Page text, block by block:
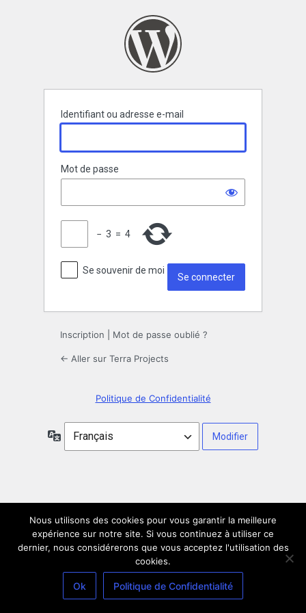
Identifiant ou adresse e-mail
Mot de passe
− 3 = 4
Se souvenir de moi
Inscription Mot de passe oublié ?
← Aller sur Terra Projects
Politique de Confidentialité
Langue
Nous utilisons des cookies pour vous garantir la meilleure
expérience sur notre site. Si vous continuez à utiliser ce
dernier, nous considérerons que vous acceptez l'utilisation des
cookies.
Ok Politique de Confidentialité